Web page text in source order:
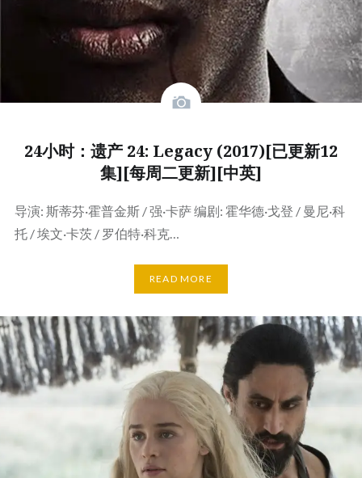
24小时：遗产 24: Legacy (2017)[已更新12
集][每周二更新][中英]
导演: 斯蒂芬·霍普金斯 / 强·卡萨 编剧: 霍华德·戈登 / 曼尼·科
托 / 埃文·卡茨 / 罗伯特·科克…
READ MORE